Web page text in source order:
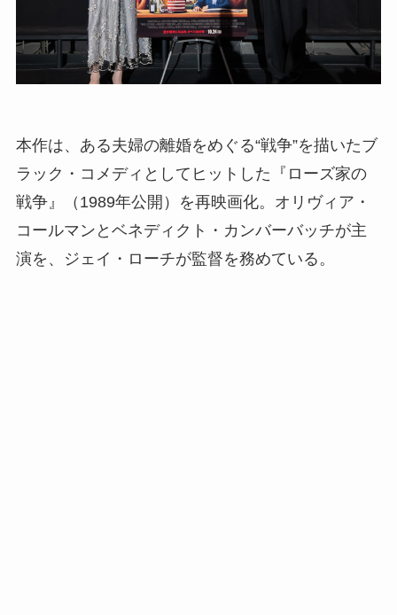
本作は、ある夫婦の離婚をめぐる“戦争”を描いたブ
ラック・コメディとしてヒットした『ローズ家の
戦争』（1989年公開）を再映画化。オリヴィア・
コールマンとベネディクト・カンバーバッチが主
演を、ジェイ・ローチが監督を務めている。